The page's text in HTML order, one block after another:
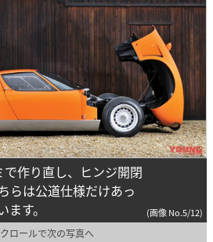
作り直し、ヒンジ開閉
らは公道仕様だけあっ
す。
(画像 No.5/12)
ロールで次の写真へ